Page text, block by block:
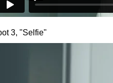
3, "Selfie"